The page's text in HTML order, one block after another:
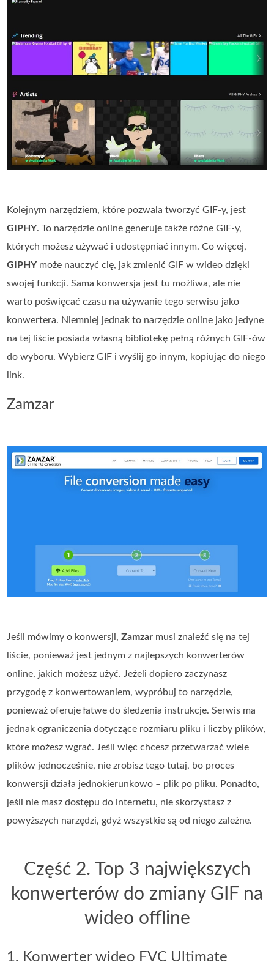
Kolejnym narzędziem, które pozwala tworzyć GIF‑y, jest
GIPHY. To narzędzie online generuje także różne GIF‑y,
których możesz używać i udostępniać innym. Co więcej,
GIPHYmoże nauczyć cię, jak zmienić GIF w wideo dzięki
swojej funkcji. Sama konwersja jest tu możliwa, ale nie
warto poświęcać czasu na używanie tego serwisu jako
konwertera. Niemniej jednak to narzędzie online jako jedyne
na tej liście posiada własną bibliotekę pełną różnych GIF‑ów
do wyboru. Wybierz GIF i wyślij go innym, kopiując do niego
link.
Zamzar
Jeśli mówimy o konwersji,Zamzar musi znaleźć się na tej
liście, ponieważ jest jednym z najlepszych konwerterów
online, jakich możesz użyć. Jeżeli dopiero zaczynasz
przygodę z konwertowaniem, wypróbuj to narzędzie,
ponieważ oferuje łatwe do śledzenia instrukcje. Serwis ma
jednak ograniczenia dotyczące rozmiaru pliku i liczby plików,
które możesz wgrać. Jeśli więc chcesz przetwarzać wiele
plików jednocześnie, nie zrobisz tego tutaj, bo proces
konwersji działa jednokierunkowo – plik po pliku. Ponadto,
jeśli nie masz dostępu do internetu, nie skorzystasz z
powyższych narzędzi, gdyż wszystkie są od niego zależne.
Część 2. Top 3 największych
konwerterów do zmiany GIF na
wideo offline
1. Konwerter wideo FVC Ultimate